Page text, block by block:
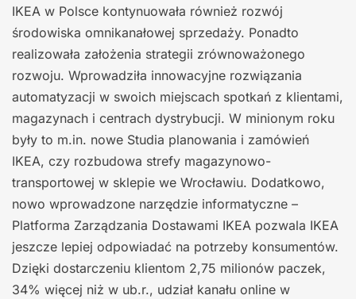
IKEA w Polsce kontynuowała również rozwój
środowiska omnikanałowej sprzedaży. Ponadto
realizowała założenia strategii zrównoważonego
rozwoju. Wprowadziła innowacyjne rozwiązania
automatyzacji w swoich miejscach spotkań z klientami,
magazynach i centrach dystrybucji. W minionym roku
były to m.in. nowe Studia planowania i zamówień
IKEA, czy rozbudowa strefy magazynowo-
transportowej w sklepie we Wrocławiu. Dodatkowo,
nowo wprowadzone narzędzie informatyczne –
Platforma Zarządzania Dostawami IKEA pozwala IKEA
jeszcze lepiej odpowiadać na potrzeby konsumentów.
Dzięki dostarczeniu klientom 2,75 milionów paczek,
34% więcej niż w ub.r., udział kanału online w